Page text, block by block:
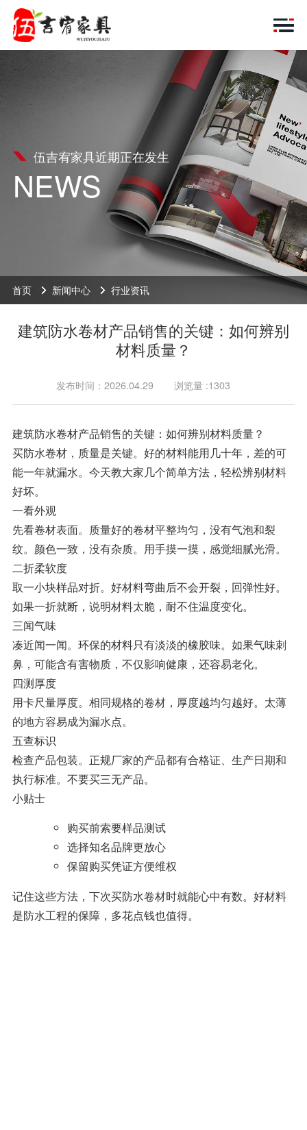
伍吉宥家具近期正在发生
NEWS
首页 新闻中心 行业资讯
建筑防水卷材产品销售的关键：如何辨别
材料质量？
发布时间：2026.04.29 浏览量 :1303
建筑防水卷材产品销售的关键：如何辨别材料质量？
买防水卷材，质量是关键。好的材料能用几十年，差的可
能一年就漏水。今天教大家几个简单方法，轻松辨别材料
好坏。
一看外观
先看卷材表面。质量好的卷材平整均匀，没有气泡和裂
纹。颜色一致，没有杂质。用手摸一摸，感觉细腻光滑。
二折柔软度
取一小块样品对折。好材料弯曲后不会开裂，回弹性好。
如果一折就断，说明材料太脆，耐不住温度变化。
三闻气味
凑近闻一闻。环保的材料只有淡淡的橡胶味。如果气味刺
鼻，可能含有害物质，不仅影响健康，还容易老化。
四测厚度
用卡尺量厚度。相同规格的卷材，厚度越均匀越好。太薄
的地方容易成为漏水点。
五查标识
检查产品包装。正规厂家的产品都有合格证、生产日期和
执行标准。不要买三无产品。
小贴士
购买前索要样品测试
选择知名品牌更放心
保留购买凭证方便维权
记住这些方法，下次买防水卷材时就能心中有数。好材料
是防水工程的保障，多花点钱也值得。